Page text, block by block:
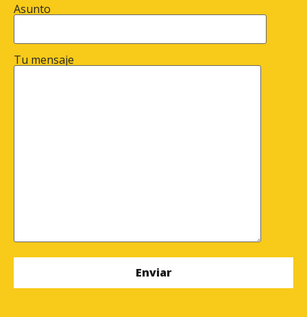
Asunto
Tu mensaje